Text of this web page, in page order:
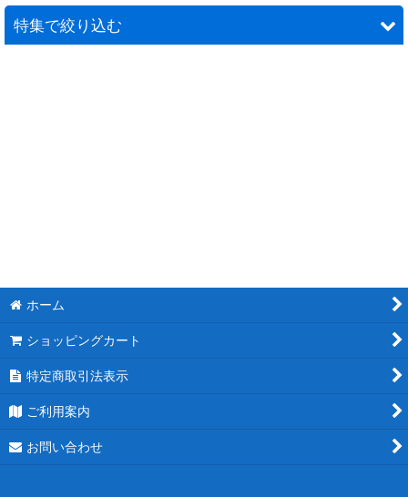
並び順 :
特集で絞り込む
パープル
グリーン
ホーム
ショッピングカート
特定商取引法表示
ご利用案内
お問い合わせ